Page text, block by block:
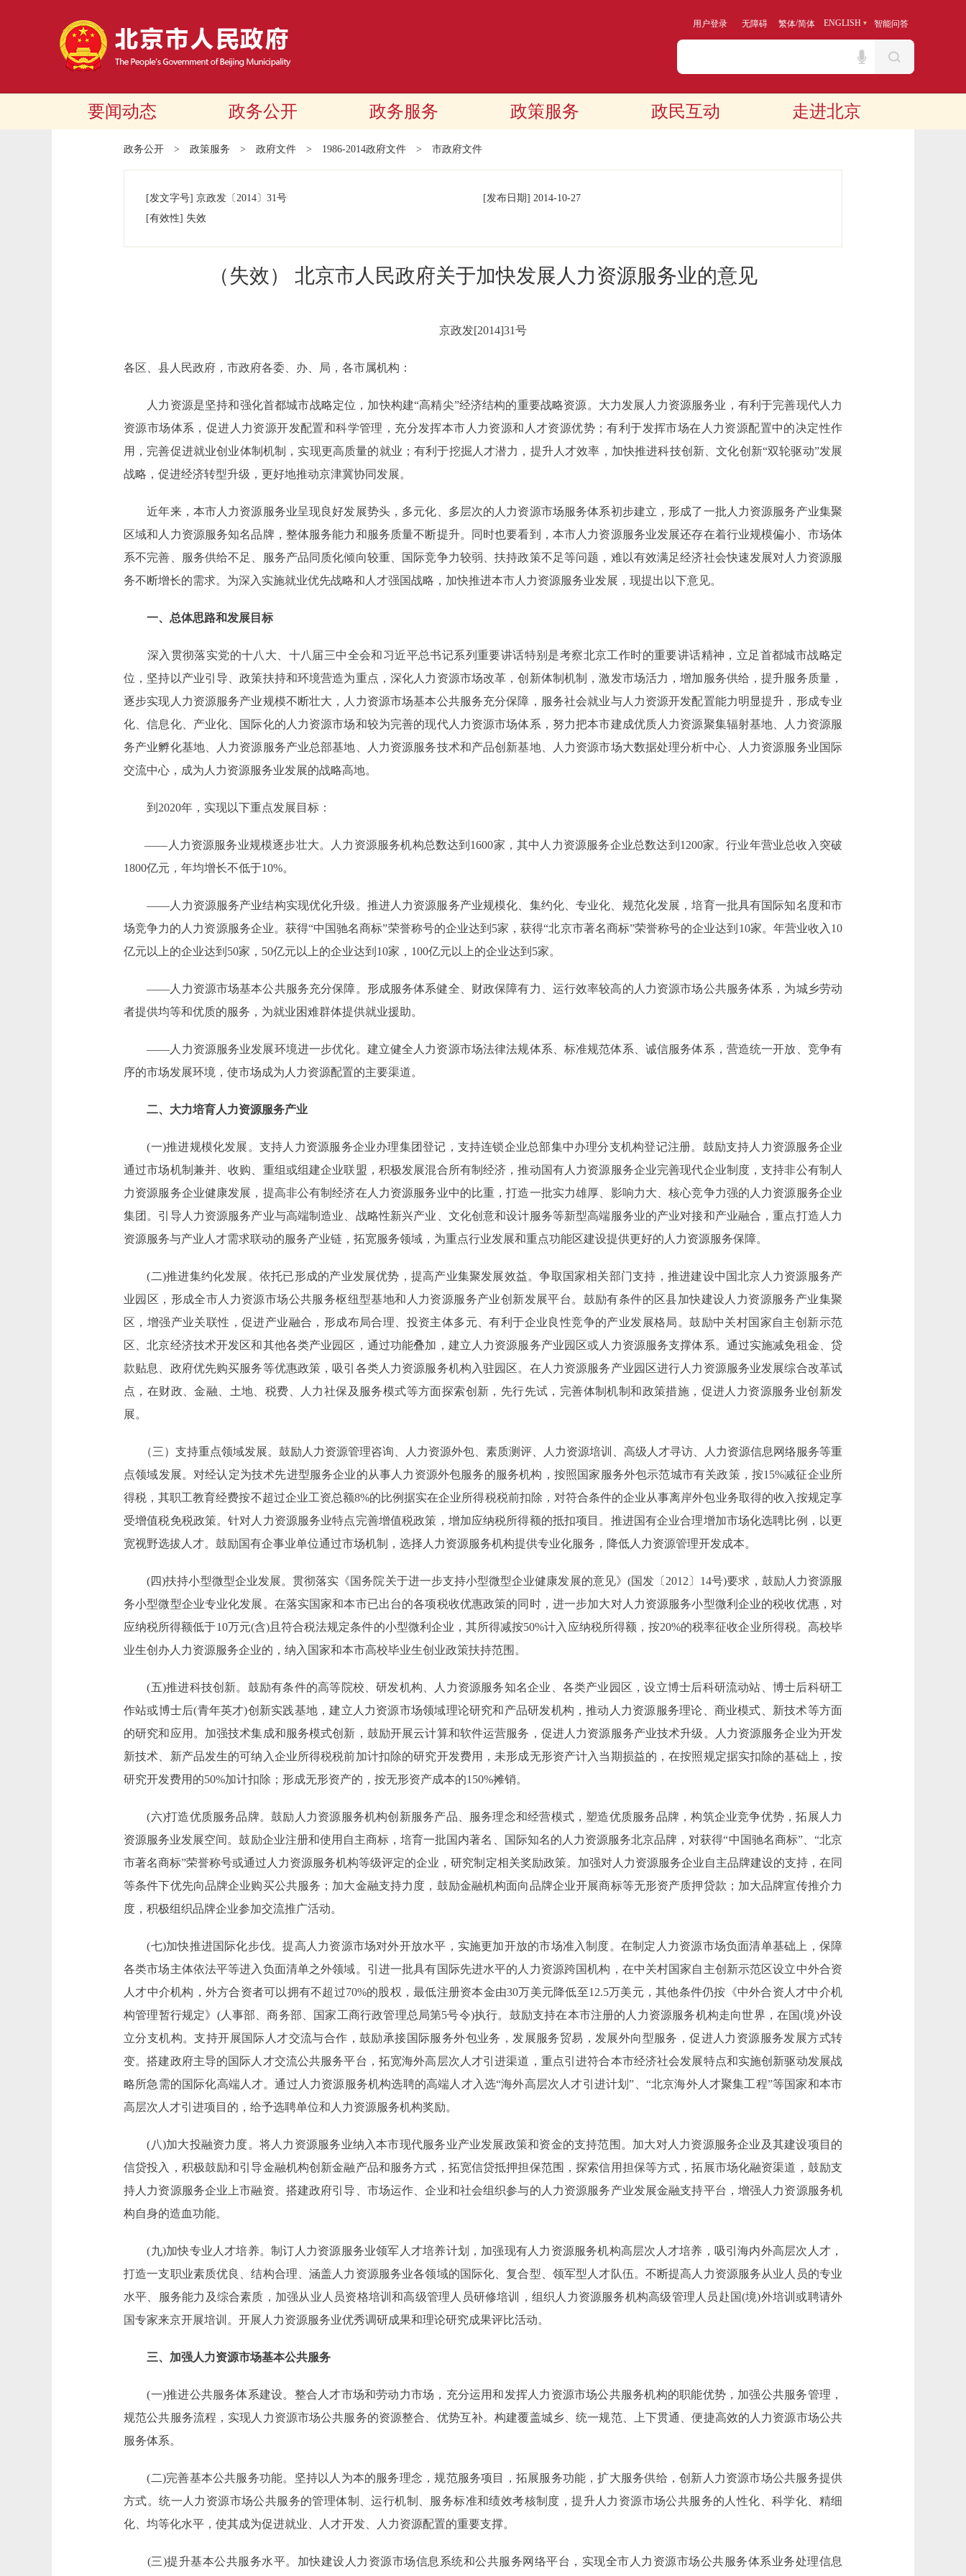
用户登录 无障碍 繁体/简体 ENGLISH 智能问答
要闻动态 政务公开 政务服务 政策服务 政民互动 走进北京
政务公开 > 政策服务 > 政府文件 > 1986-2014政府文件 > 市政府文件
[发文字号] 京政发 〔2014〕 31号 [发布日期] 2014-10-27
[有效性] 失效
（失效） 北京市人民政府关于加快发展人力资源服务业的意见
京政发[2014]31号
各区、县人民政府，市政府各委、办、局，各市属机构：
人力资源是坚持和强化首都城市战略定位，加快构建“高精尖”经济结构的重要战略资源。大力发展人力资源服务业，有利于完善现代人力
资源市场体系，促进人力资源开发配置和科学管理，充分发挥本市人力资源和人才资源优势；有利于发挥市场在人力资源配置中的决定性作
用，完善促进就业创业体制机制，实现更高质量的就业；有利于挖掘人才潜力，提升人才效率，加快推进科技创新、文化创新“双轮驱动”发展
战略，促进经济转型升级，更好地推动京津冀协同发展。
近年来，本市人力资源服务业呈现良好发展势头，多元化、多层次的人力资源市场服务体系初步建立，形成了一批人力资源服务产业集聚
区域和人力资源服务知名品牌，整体服务能力和服务质量不断提升。同时也要看到，本市人力资源服务业发展还存在着行业规模偏小、市场体
系不完善、服务供给不足、服务产品同质化倾向较重、国际竞争力较弱、扶持政策不足等问题，难以有效满足经济社会快速发展对人力资源服
务不断增长的需求。为深入实施就业优先战略和人才强国战略，加快推进本市人力资源服务业发展，现提出以下意见。
一、总体思路和发展目标
深入贯彻落实党的十八大、十八届三中全会和习近平总书记系列重要讲话特别是考察北京工作时的重要讲话精神，立足首都城市战略定
位，坚持以产业引导、政策扶持和环境营造为重点，深化人力资源市场改革，创新体制机制，激发市场活力，增加服务供给，提升服务质量，
逐步实现人力资源服务产业规模不断壮大，人力资源市场基本公共服务充分保障，服务社会就业与人力资源开发配置能力明显提升，形成专业
化、信息化、产业化、国际化的人力资源市场和较为完善的现代人力资源市场体系，努力把本市建成优质人力资源聚集辐射基地、人力资源服
务产业孵化基地、人力资源服务产业总部基地、人力资源服务技术和产品创新基地、人力资源市场大数据处理分析中心、人力资源服务业国际
交流中心，成为人力资源服务业发展的战略高地。
到2020年，实现以下重点发展目标：
——人力资源服务业规模逐步壮大。人力资源服务机构总数达到1600家，其中人力资源服务企业总数达到1200家。行业年营业总收入突破
1800亿元，年均增长不低于10%。
——人力资源服务产业结构实现优化升级。推进人力资源服务产业规模化、集约化、专业化、规范化发展，培育一批具有国际知名度和市
场竞争力的人力资源服务企业。获得“中国驰名商标”荣誉称号的企业达到5家，获得“北京市著名商标”荣誉称号的企业达到10家。年营业收入10
亿元以上的企业达到50家，50亿元以上的企业达到10家，100亿元以上的企业达到5家。
——人力资源市场基本公共服务充分保障。形成服务体系健全、财政保障有力、运行效率较高的人力资源市场公共服务体系，为城乡劳动
者提供均等和优质的服务，为就业困难群体提供就业援助。
——人力资源服务业发展环境进一步优化。建立健全人力资源市场法律法规体系、标准规范体系、诚信服务体系，营造统一开放、竞争有
序的市场发展环境，使市场成为人力资源配置的主要渠道。
二、大力培育人力资源服务产业
(一)推进规模化发展。支持人力资源服务企业办理集团登记，支持连锁企业总部集中办理分支机构登记注册。鼓励支持人力资源服务企业
通过市场机制兼并、收购、重组或组建企业联盟，积极发展混合所有制经济，推动国有人力资源服务企业完善现代企业制度，支持非公有制人
力资源服务企业健康发展，提高非公有制经济在人力资源服务业中的比重，打造一批实力雄厚、影响力大、核心竞争力强的人力资源服务企业
集团。引导人力资源服务产业与高端制造业、战略性新兴产业、文化创意和设计服务等新型高端服务业的产业对接和产业融合，重点打造人力
资源服务与产业人才需求联动的服务产业链，拓宽服务领域，为重点行业发展和重点功能区建设提供更好的人力资源服务保障。
(二)推进集约化发展。依托已形成的产业发展优势，提高产业集聚发展效益。争取国家相关部门支持，推进建设中国北京人力资源服务产
业园区，形成全市人力资源市场公共服务枢纽型基地和人力资源服务产业创新发展平台。鼓励有条件的区县加快建设人力资源服务产业集聚
区，增强产业关联性，促进产业融合，形成布局合理、投资主体多元、有利于企业良性竞争的产业发展格局。鼓励中关村国家自主创新示范
区、北京经济技术开发区和其他各类产业园区，通过功能叠加，建立人力资源服务产业园区或人力资源服务支撑体系。通过实施减免租金、贷
款贴息、政府优先购买服务等优惠政策，吸引各类人力资源服务机构入驻园区。在人力资源服务产业园区进行人力资源服务业发展综合改革试
点，在财政、金融、土地、税费、人力社保及服务模式等方面探索创新，先行先试，完善体制机制和政策措施，促进人力资源服务业创新发
展。
（三）支持重点领域发展。鼓励人力资源管理咨询、人力资源外包、素质测评、人力资源培训、高级人才寻访、人力资源信息网络服务等重
点领域发展。对经认定为技术先进型服务企业的从事人力资源外包服务的服务机构，按照国家服务外包示范城市有关政策，按15%减征企业所
得税，其职工教育经费按不超过企业工资总额8%的比例据实在企业所得税税前扣除，对符合条件的企业从事离岸外包业务取得的收入按规定享
受增值税免税政策。针对人力资源服务业特点完善增值税政策，增加应纳税所得额的抵扣项目。推进国有企业合理增加市场化选聘比例，以更
宽视野选拔人才。鼓励国有企事业单位通过市场机制，选择人力资源服务机构提供专业化服务，降低人力资源管理开发成本。
(四)扶持小型微型企业发展。贯彻落实《国务院关于进一步支持小型微型企业健康发展的意见》(国发〔2012〕14号)要求，鼓励人力资源服
务小型微型企业专业化发展。在落实国家和本市已出台的各项税收优惠政策的同时，进一步加大对人力资源服务小型微利企业的税收优惠，对
应纳税所得额低于10万元(含)且符合税法规定条件的小型微利企业，其所得减按50%计入应纳税所得额，按20%的税率征收企业所得税。高校毕
业生创办人力资源服务企业的，纳入国家和本市高校毕业生创业政策扶持范围。
(五)推进科技创新。鼓励有条件的高等院校、研发机构、人力资源服务知名企业、各类产业园区，设立博士后科研流动站、博士后科研工
作站或博士后(青年英才)创新实践基地，建立人力资源市场领域理论研究和产品研发机构，推动人力资源服务理论、商业模式、新技术等方面
的研究和应用。加强技术集成和服务模式创新，鼓励开展云计算和软件运营服务，促进人力资源服务产业技术升级。人力资源服务企业为开发
新技术、新产品发生的可纳入企业所得税税前加计扣除的研究开发费用，未形成无形资产计入当期损益的，在按照规定据实扣除的基础上，按
研究开发费用的50%加计扣除；形成无形资产的，按无形资产成本的150%摊销。
(六)打造优质服务品牌。鼓励人力资源服务机构创新服务产品、服务理念和经营模式，塑造优质服务品牌，构筑企业竞争优势，拓展人力
资源服务业发展空间。鼓励企业注册和使用自主商标，培育一批国内著名、国际知名的人力资源服务北京品牌，对获得“中国驰名商标”、“北京
市著名商标”荣誉称号或通过人力资源服务机构等级评定的企业，研究制定相关奖励政策。加强对人力资源服务企业自主品牌建设的支持，在同
等条件下优先向品牌企业购买公共服务；加大金融支持力度，鼓励金融机构面向品牌企业开展商标等无形资产质押贷款；加大品牌宣传推介力
度，积极组织品牌企业参加交流推广活动。
(七)加快推进国际化步伐。提高人力资源市场对外开放水平，实施更加开放的市场准入制度。在制定人力资源市场负面清单基础上，保障
各类市场主体依法平等进入负面清单之外领域。引进一批具有国际先进水平的人力资源跨国机构，在中关村国家自主创新示范区设立中外合资
人才中介机构，外方合资者可以拥有不超过70%的股权，最低注册资本金由30万美元降低至12.5万美元，其他条件仍按《中外合资人才中介机
构管理暂行规定》(人事部、商务部、国家工商行政管理总局第5号令)执行。鼓励支持在本市注册的人力资源服务机构走向世界，在国(境)外设
立分支机构。支持开展国际人才交流与合作，鼓励承接国际服务外包业务，发展服务贸易，发展外向型服务，促进人力资源服务发展方式转
变。搭建政府主导的国际人才交流公共服务平台，拓宽海外高层次人才引进渠道，重点引进符合本市经济社会发展特点和实施创新驱动发展战
略所急需的国际化高端人才。通过人力资源服务机构选聘的高端人才入选“海外高层次人才引进计划”、“北京海外人才聚集工程”等国家和本市
高层次人才引进项目的，给予选聘单位和人力资源服务机构奖励。
(八)加大投融资力度。将人力资源服务业纳入本市现代服务业产业发展政策和资金的支持范围。加大对人力资源服务企业及其建设项目的
信贷投入，积极鼓励和引导金融机构创新金融产品和服务方式，拓宽信贷抵押担保范围，探索信用担保等方式，拓展市场化融资渠道，鼓励支
持人力资源服务企业上市融资。搭建政府引导、市场运作、企业和社会组织参与的人力资源服务产业发展金融支持平台，增强人力资源服务机
构自身的造血功能。
(九)加快专业人才培养。制订人力资源服务业领军人才培养计划，加强现有人力资源服务机构高层次人才培养，吸引海内外高层次人才，
打造一支职业素质优良、结构合理、涵盖人力资源服务业各领域的国际化、复合型、领军型人才队伍。不断提高人力资源服务从业人员的专业
水平、服务能力及综合素质，加强从业人员资格培训和高级管理人员研修培训，组织人力资源服务机构高级管理人员赴国(境)外培训或聘请外
国专家来京开展培训。开展人力资源服务业优秀调研成果和理论研究成果评比活动。
三、加强人力资源市场基本公共服务
(一)推进公共服务体系建设。整合人才市场和劳动力市场，充分运用和发挥人力资源市场公共服务机构的职能优势，加强公共服务管理，
规范公共服务流程，实现人力资源市场公共服务的资源整合、优势互补。构建覆盖城乡、统一规范、上下贯通、便捷高效的人力资源市场公共
服务体系。
(二)完善基本公共服务功能。坚持以人为本的服务理念，规范服务项目，拓展服务功能，扩大服务供给，创新人力资源市场公共服务提供
方式。统一人力资源市场公共服务的管理体制、运行机制、服务标准和绩效考核制度，提升人力资源市场公共服务的人性化、科学化、精细
化、均等化水平，使其成为促进就业、人才开发、人力资源配置的重要支撑。
(三)提升基本公共服务水平。加快建设人力资源市场信息系统和公共服务网络平台，实现全市人力资源市场公共服务体系业务处理信息